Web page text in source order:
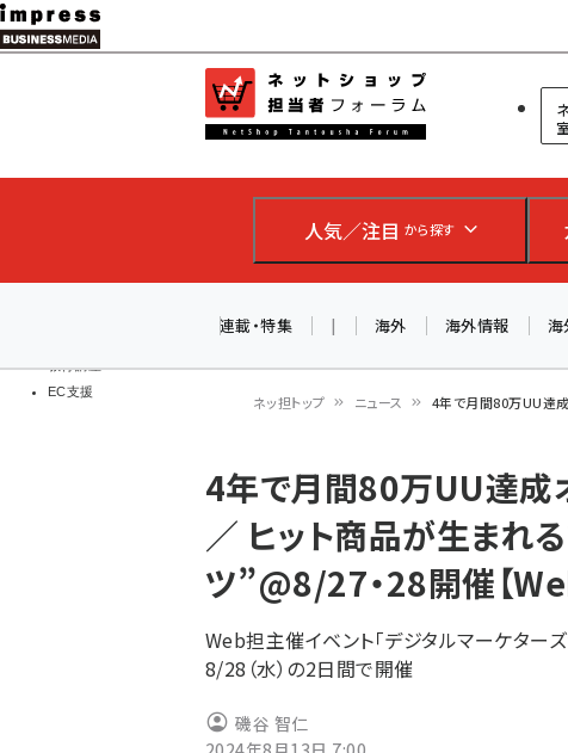
メ
イ
ン
ツ
移
教育講座
EC支援
ネットショップ
人気／注目 から探す
連載・特集 | 海外 海外情報 海
ン
く
ず
ネッ担トップ ニュース 4年で月間80万UU達成
4年で月間80万UU達成
／ ヒット商品が生まれ
ツ”@8/27・28開催【
Web担主催イベント「デジタルマーケター
8/28（水）の2日間で開催
磯谷 智仁